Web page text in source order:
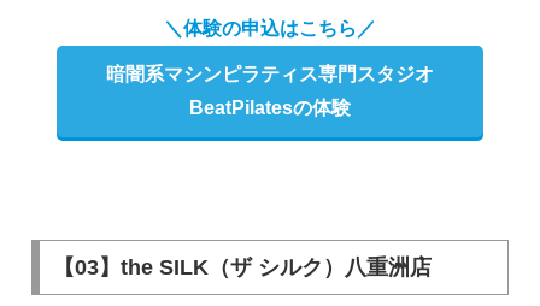
＼体験の申込はこちら／
暗闇系マシンピラティス専門スタジオ
BeatPilatesの体験
【03】the SILK（ザ シルク）八重洲店